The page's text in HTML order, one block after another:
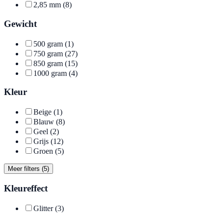
2,85 mm (8)
Gewicht
500 gram (1)
750 gram (27)
850 gram (15)
1000 gram (4)
Kleur
Beige (1)
Blauw (8)
Geel (2)
Grijs (12)
Groen (5)
Meer filters (5)
Kleureffect
Glitter(3)